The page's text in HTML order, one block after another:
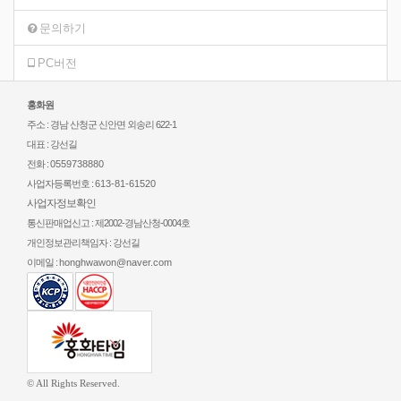
문의하기
PC버전
홍화원
주소 : 경남 산청군 신안면 외송리 622-1
대표 : 강선길
전화 :0559738880
사업자등록번호 :613-81-61520
사업자정보확인
통신판매업신고 : 제2002-경남산청-0004호
개인정보관리책임자 : 강선길
이메일 :honghwawon@naver.com
© All Rights Reserved.